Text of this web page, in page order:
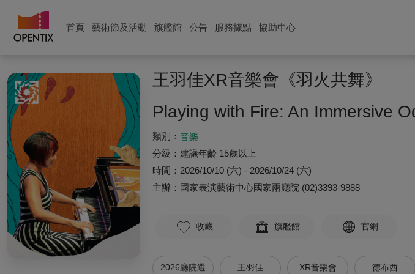
首頁 藝術節及活動 旗艦館 公告 服務據點 協助中心
王羽佳XR音樂會《羽火共舞》
Playing with Fire: An Immersive
類別： 音樂
分級： 建議年齡 15歲以上
時間： 2026/10/10 (六) - 2026/10/24 (六)
主辦： 國家表演藝術中心國家兩廳院 (02)3393-9888
收藏 旗艦館 官網
2026廳院選 王羽佳 XR音樂會 德布西